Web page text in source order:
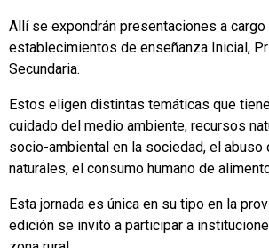
Allí se expondrán presentaciones a
establecimientos de enseñanza Inicial,
Secundaria.
Estos eligen distintas temáticas que
cuidado del medio ambiente, recursos
socio-ambiental en la sociedad, el abuso
naturales, el consumo humano de
Esta jornada es única en su tipo en la
edición se invitó a participar a